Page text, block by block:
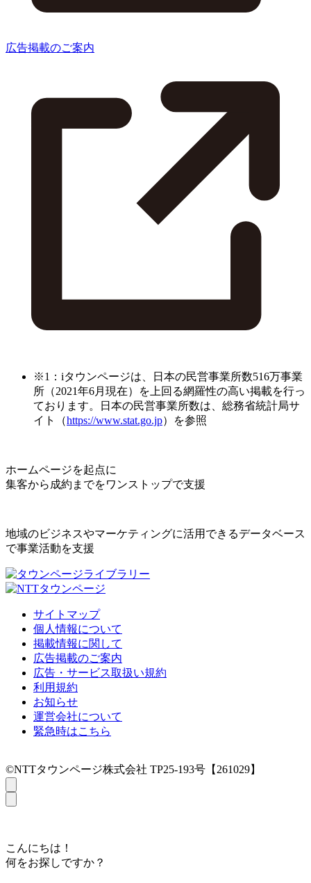
広告掲載のご案内
※1：iタウンページは、日本の民営事業所数516万事業
所（2021年6月現在）を上回る網羅性の高い掲載を行っ
ております。日本の民営事業所数は、総務省統計局サ
イト（https://www.stat.go.jp）を参照
ホームページを起点に
集客から成約までをワンストップで支援
地域のビジネスやマーケティングに活用できるデータベース
で事業活動を支援
サイトマップ
個人情報について
掲載情報に関して
広告掲載のご案内
広告・サービス取扱い規約
利用規約
お知らせ
運営会社について
緊急時はこちら
©NTTタウンページ株式会社 TP25-193号【261029】
こんにちは！
何をお探しですか？